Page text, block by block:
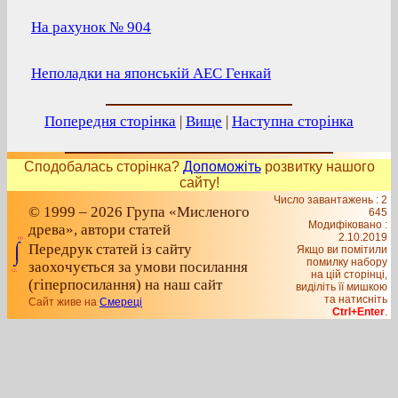
На рахунок № 904
Неполадки на японській АЕС Генкай
Попередня сторінка | Вище | Наступна сторінка
Сподобалась сторінка? Допоможітьрозвитку нашого
сайту!
© 1999 – 2026 Група «Мисленого
древа», автори статей
Передрук статей із сайту
заохочується за умови посилання
(гіперпосилання) на наш сайт
Сайт живе на Смереці
Число завантажень : 2
645
Модифіковано :
2.10.2019
Якщо ви помітили
помилку набору
на цiй сторiнцi,
видiлiть її мишкою
та натисніть
Ctrl+Enter.